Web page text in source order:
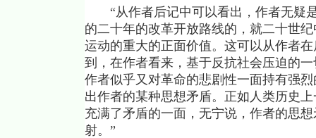
“从作者后记中可以看出，作者无疑
的二十年的改革开放路线的，就二十世
运动的重大的正面价值。这可以从作者
到，在作者看来，基于反抗社会压迫的
作者似乎又对革命的悲剧性一面持有强
出作者的某种思想矛盾。正如人类历史
充满了矛盾的一面，无宁说，作者的思
射。”